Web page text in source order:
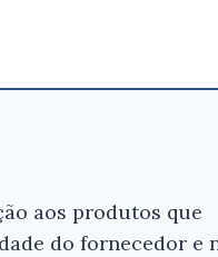
aos produtos que
do fornecedor e